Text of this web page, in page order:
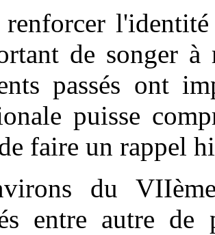
de songer à
passés ont
puisse
faire un rappel
du
entre autre de